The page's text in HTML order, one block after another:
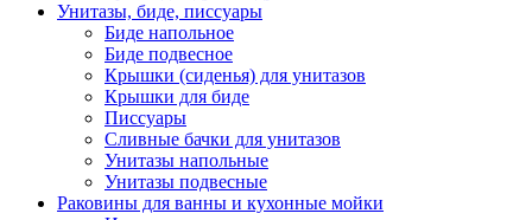
Унитазы, биде, писсуары
Биде напольное
Биде подвесное
Крышки (сиденья) для унитазов
Крышки для биде
Писсуары
Сливные бачки для унитазов
Унитазы напольные
Унитазы подвесные
Раковины для ванны и кухонные мойки